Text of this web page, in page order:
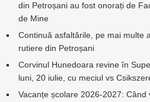
din Petroșani au fost onorați de
de Mine
Continuă asfaltările, pe mai multe
rutiere din Petroșani
Corvinul Hunedoara revine în
luni, 20 iulie, cu meciul vs
Vacanțe școlare 2026-2027: Când